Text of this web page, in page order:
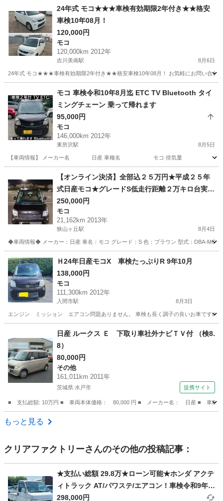
24年式 モコ★★★車検有効期限2年付き★★格安
車検10年08月！
120,000円
モコ
120,000km 2012年
吉川美南駅 8月6日
24年式 モコ★★★車検有効期限2年付き★★格安車検10年08月！ お気軽にお問い合わせ
吉川美南駅 モコ 走行距離
モコ 車検令和10年8月迄 ETC TV Bluetooth タイ
ミングチェーン 乗って帰れます
95,000円
モコ
146,000km 2012年
東所沢駅 8月5日
【車両情報】 メーカー名 日産 車種名 モコ 排気量
東所沢駅 モコ 車両
【オンライン決済】全部込２５万円★平成２５年
式日産モコ★グレードS低走行距離２万キロ台実走
行★車検約２年付き
250,000円
モコ
21,162km 2013年
狭山ヶ丘駅 8月4日
◆車両情報◆ メーカー：日産 車名：モコ グレード：S 色：ブラウン 型式：DBA-
埼玉 所沢市 狭山ヶ丘駅
Ｈ24年日産モコX 車検たっぷりR 9年10月
138,000円
モコ
111,300km 2012年
入間市駅 8月3日
エンジン ミッション エアコン問題ありません。 車検も長く調子の良いお車ですの
入間市駅 モコ
日産 ルークス Ｅ 下取り車社外ナビＴＶ付 （検8.
8）
80,000円
その他
161,011km 2011年
茨城県 水戸市 提携サイト
■ 支払総額: 10万円 ■ 車両本体価格： 80,000 円 ■ メーカー名： 日産 ■ 車
茨城 水戸市
もっと見る
クリアファクトリーさんのその他の投稿記事：
★支払い総額 29.8万★ローン可能★ホンダ アクテ
ィトラック AT/パワステ/エアコン！車検令和9年7
月！下取り、配送可能！
298,000円